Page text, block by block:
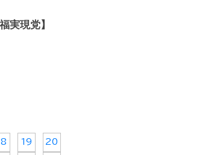
実現党】
19 20